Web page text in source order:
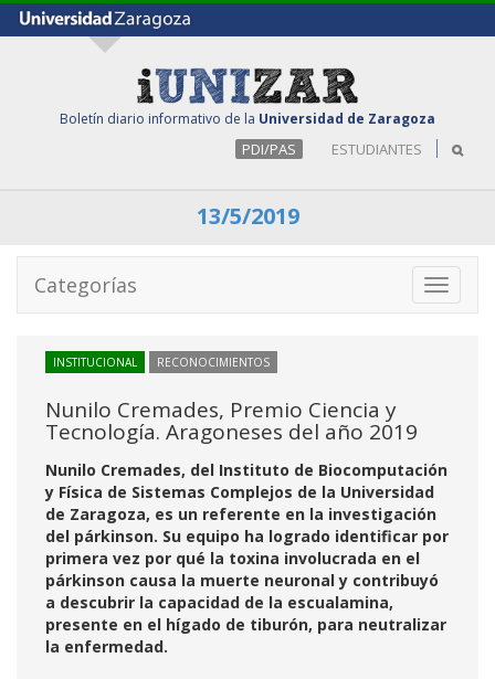
Boletín diario informativo de la Universidad de Zaragoza
PDI/PAS ESTUDIANTES
13/5/2019
Toggle
Categorías
INSTITUCIONAL RECONOCIMIENTOS
Nunilo Cremades, Premio Ciencia y
Tecnología. Aragoneses del año 2019
Nunilo Cremades, del Instituto de Biocomputación
y Física de Sistemas Complejos de la Universidad
de Zaragoza, es un referente en la investigación
del párkinson. Su equipo ha logrado identificar por
primera vez por qué la toxina involucrada en el
párkinson causa la muerte neuronal y contribuyó
a descubrir la capacidad de la escualamina,
presente en el hígado de tiburón, para neutralizar
la enfermedad.